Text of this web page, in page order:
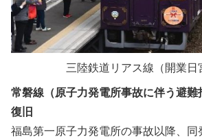
三陸鉄道リアス線（開業日
常磐線（原子力発電所事故に伴う避難
復旧
福島第一原子力発電所の事故以降、同